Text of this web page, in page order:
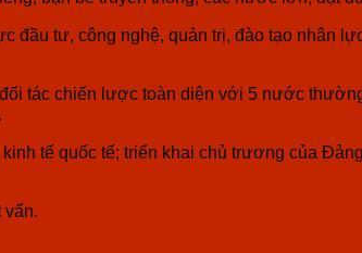
đầu tư, công nghệ, quản trị, đào tạo nhân
tác chiến lược toàn diện với 5 nước
tế quốc tế; triển khai chủ trương của
vấn.